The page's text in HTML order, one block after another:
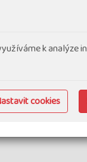
vod" Guadeloupe
Francie a je
pro turistiku přináší
k analýze
cookies